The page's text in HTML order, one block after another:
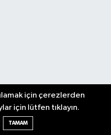
için çerezlerden
için lütfen tıklayın.
TAMAM